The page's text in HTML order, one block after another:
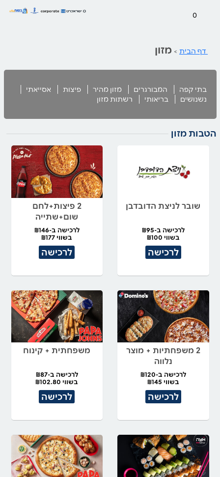
0
דף הבית > מזון
בתי קפה המבורגרים מזון מהיר פיצות
אסייאתי
נשנושים
בריאותי רשתות מזון
הטבות מזון
שובר לניצת הדובדבן
לרכישה ב-₪95
בשווי ₪100
לרכישה
2 פיצות+לחם
שום+שתייה
לרכישה ב-₪146
בשווי ₪177
לרכישה
2 משפחתיות + מוצר
נלווה
לרכישה ב-₪120
בשווי ₪145
לרכישה
משפחתית + קינוח
לרכישה ב-₪87
בשווי ₪102.80
לרכישה